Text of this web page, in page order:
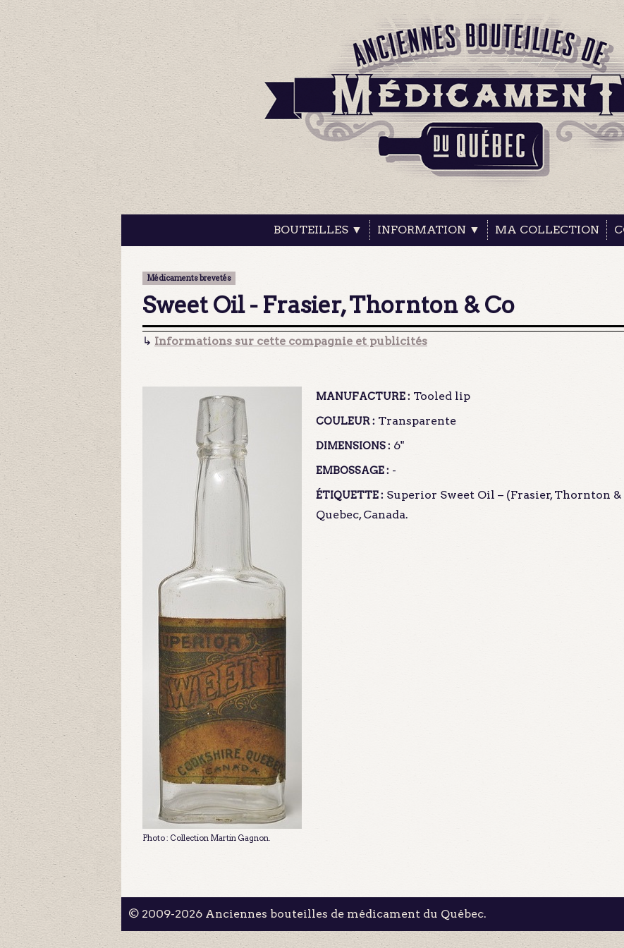
BOUTEILLES ▼ INFORMATION ▼ MA COLLECTION
Médicaments brevetés
Sweet Oil - Frasier, Thornton & Co
↳ Informations sur cette compagnie et publicités
Photo : Collection Martin Gagnon.
MANUFACTURE : Tooled lip
COULEUR : Transparente
DIMENSIONS : 6"
EMBOSSAGE : -
ÉTIQUETTE : Superior Sweet Oil – (Frasier, Thornton
Quebec, Canada.
© 2009-2026 Anciennes bouteilles de médicament du Québec.